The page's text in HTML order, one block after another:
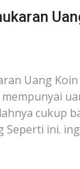
Uang
mempunyai
cukup
Seperti ini.